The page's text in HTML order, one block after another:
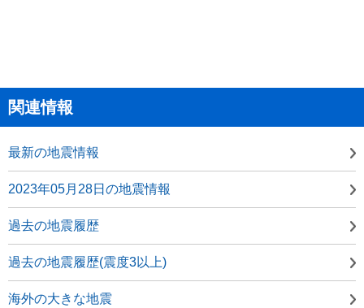
関連情報
最新の地震情報
2023年05月28日の地震情報
過去の地震履歴
過去の地震履歴(震度3以上)
海外の大きな地震